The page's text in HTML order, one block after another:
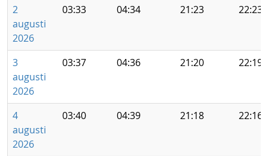
2
augusti
2026
03:33 04:34 21:23 22:23
3
augusti
2026
03:37 04:36 21:20 22:19
4
augusti
2026
03:40 04:39 21:18 22:16